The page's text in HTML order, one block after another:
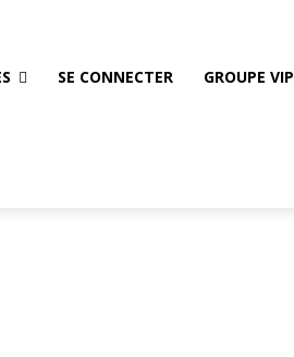
SE CONNECTER GROUPE VIP